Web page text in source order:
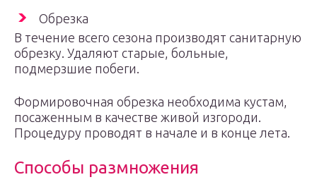
Обрезка
В течение всего сезона производят санитарную
обрезку. Удаляют старые, больные,
подмерзшие побеги.
Формировочная обрезка необходима кустам,
посаженным в качестве живой изгороди.
Процедуру проводят в начале и в конце лета.
Способы размножения